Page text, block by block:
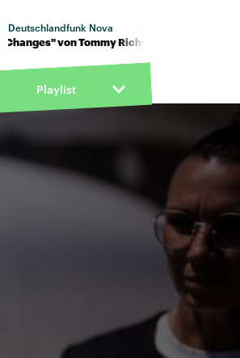
Deutschlandfunk Nova
Tommy Richman · "Changes" von Tommy
Playlist